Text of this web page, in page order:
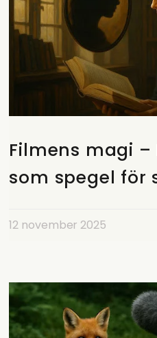
Filmens magi –
som spegel för
12 november 2025